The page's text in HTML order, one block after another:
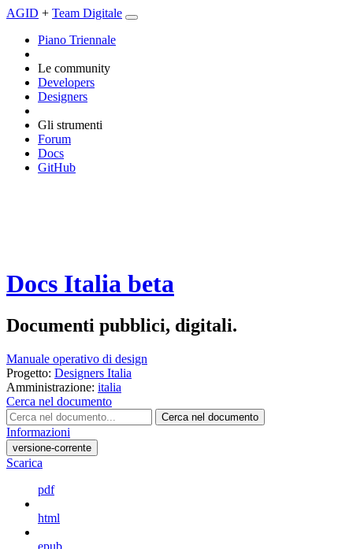
AGID + Team Digitale
Piano Triennale
Le community
Developers
Designers
Gli strumenti
Forum
Docs
GitHub
Docs Italia beta
Documenti pubblici, digitali.
Manuale operativo di design
Progetto: Designers Italia
Amministrazione: italia
Cerca nel documento
Cerca nel documento
Informazioni
versione-corrente
Scarica
pdf
html
epub